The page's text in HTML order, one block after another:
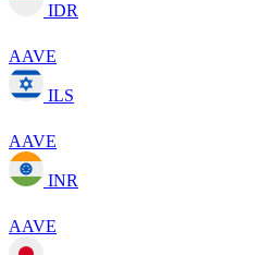
IDR
AAVE
ILS
AAVE
INR
AAVE